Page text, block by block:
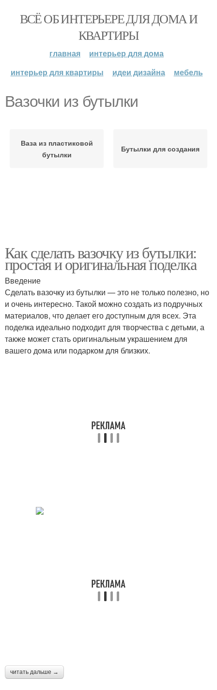
ВСЁ ОБ ИНТЕРЬЕРЕ ДЛЯ ДОМА И
КВАРТИРЫ
главная
интерьер для дома
интерьер для квартиры
идеи дизайна мебель
Вазочки из бутылки
Ваза из пластиковой
бутылки
Бутылки для создания
Как сделать вазочку из бутылки:
простая и оригинальная поделка
Введение
Сделать вазочку из бутылки — это не только полезно, но
и очень интересно. Такой можно создать из подручных
материалов, что делает его доступным для всех. Эта
поделка идеально подходит для творчества с детьми, а
также может стать оригинальным украшением для
вашего дома или подарком для близких.
читать дальше →